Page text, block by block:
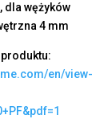
dla wężyków
4 mm
en/view-